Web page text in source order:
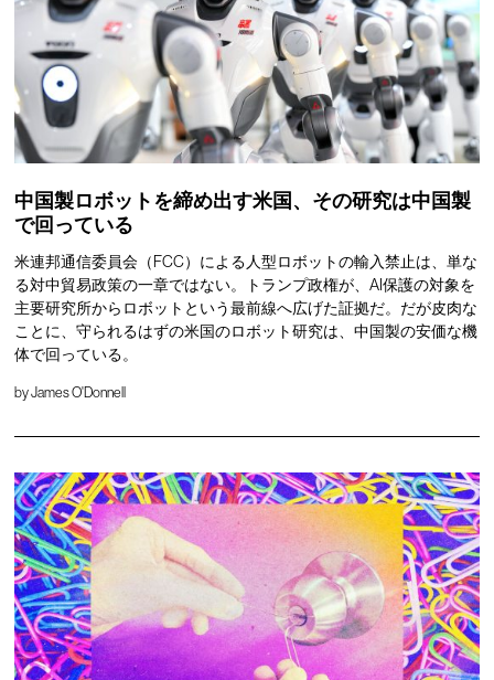
中国製ロボットを締め出す米国、その研究は中国製
で回っている
米連邦通信委員会（FCC）による人型ロボットの輸入禁止は、単な
る対中貿易政策の一章ではない。トランプ政権が、AI保護の対象を
主要研究所からロボットという最前線へ広げた証拠だ。だが皮肉な
ことに、守られるはずの米国のロボット研究は、中国製の安価な機
体で回っている。
byJames O'Donnell